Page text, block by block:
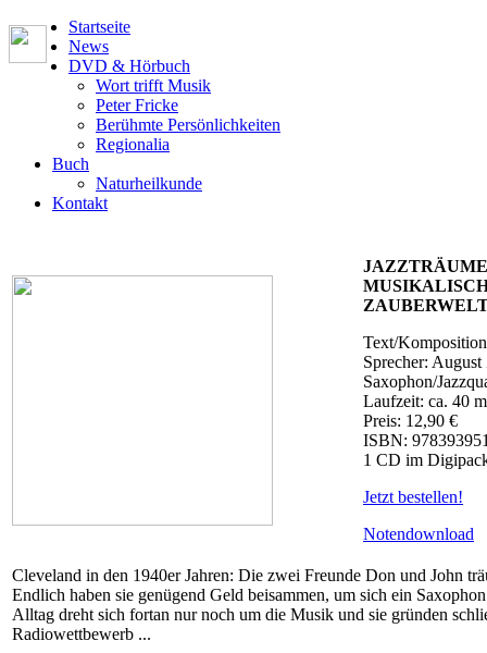
Startseite
News
DVD & Hörbuch
Wort trifft Musik
Peter Fricke
Berühmte Persönlichkeiten
Regionalia
Buch
Naturheilkunde
Kontakt
Text/
Sprecher:
Saxophon/
Laufzeit: ca. 40
Preis: 12,90 €
ISBN:
1 CD im
Jetzt bestellen!
Notendownload
Cleveland in den 1940er Jahren: Die zwei Freunde Don und John
Endlich haben sie genügend Geld beisammen, um sich ein
Alltag dreht sich fortan nur noch um die Musik und sie gründen
Radiowettbewerb ...